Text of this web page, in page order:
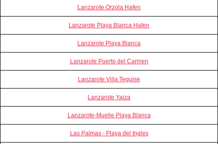
Lanzarote Orzola Hafen
Lanzarote Playa Blanca Hafen
Lanzarote Playa Blanca
Lanzarote Puerto del Carmen
Lanzarote Villa Teguise
Lanzarote Yaiza
Lanzarote-Muelle Playa Blanca
Las Palmas - Playa del Ingles